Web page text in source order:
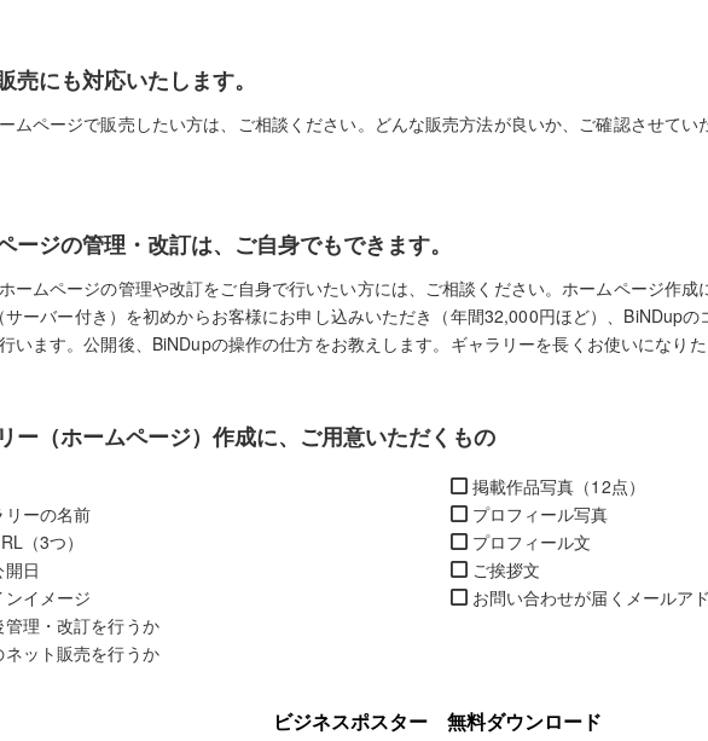
売にも対応いたします。
ムページで販売したい方は、ご相談ください。どんな販売方法が良いか、ご確認させて
ージの管理・改訂は、ご自身でもできます。
ームページの管理や改訂をご自身で行いたい方には、ご相談ください。ホームページ作成
サーバー付き）を初めからお客様にお申し込みいただき（年間32,000円ほど）、BiNDup
います。公開後、BiNDupの操作の仕方をお教えします。ギャラリーを長くお使いになり
ー（ホームページ）作成に、ご用意いただくもの
リーの名前
（3つ）
日
ンイメージ
管理・改訂を行うか
ネット販売を行うか
掲載作品写真（12点）
プロフィール写真
プロフィール文
ご挨拶文
お問い合わせが届くメールア
ビジネスポスター 無料ダウンロード